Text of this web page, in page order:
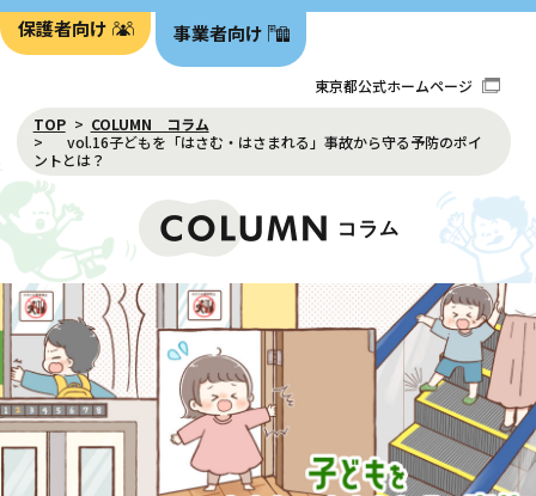
保護者向け 事業者向け
東京都公式ホームページ
TOP
COLUMN コラム
vol.16子どもを「はさむ・はさまれる」事故から守る予防のポイ
ントとは？